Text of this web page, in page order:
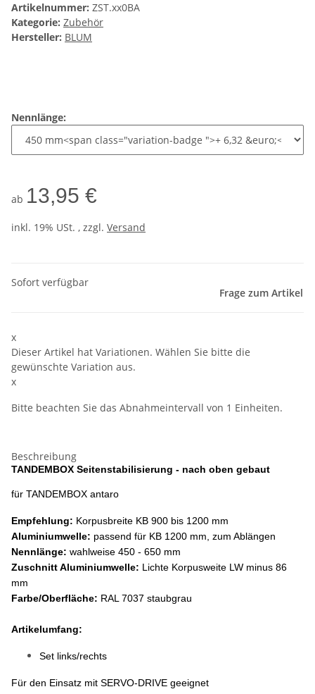
Artikelnummer: ZST.xx0BA
Kategorie: Zubehör
Hersteller: BLUM
Nennlänge:
ab 13,95 €
inkl. 19% USt. , zzgl. Versand
Sofort verfügbar
Frage zum Artikel
x
Dieser Artikel hat Variationen. Wählen Sie bitte die
gewünschte Variation aus.
x
Bitte beachten Sie das Abnahmeintervall von 1 Einheiten.
Beschreibung
TANDEMBOX Seitenstabilisierung - nach oben gebaut
für TANDEMBOX antaro
Empfehlung: Korpusbreite KB 900 bis 1200 mm
Aluminiumwelle: passend für KB 1200 mm, zum Ablängen
Nennlänge: wahlweise 450 - 650 mm
Zuschnitt Aluminiumwelle: Lichte Korpusweite LW minus 86
mm
Farbe/Oberfläche: RAL 7037 staubgrau
Artikelumfang:
Set links/rechts
Für den Einsatz mit SERVO-DRIVE geeignet